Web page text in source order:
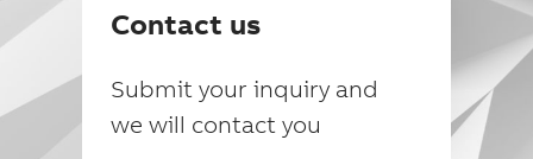
Contact us
Submit your inquiry and
we will contact you